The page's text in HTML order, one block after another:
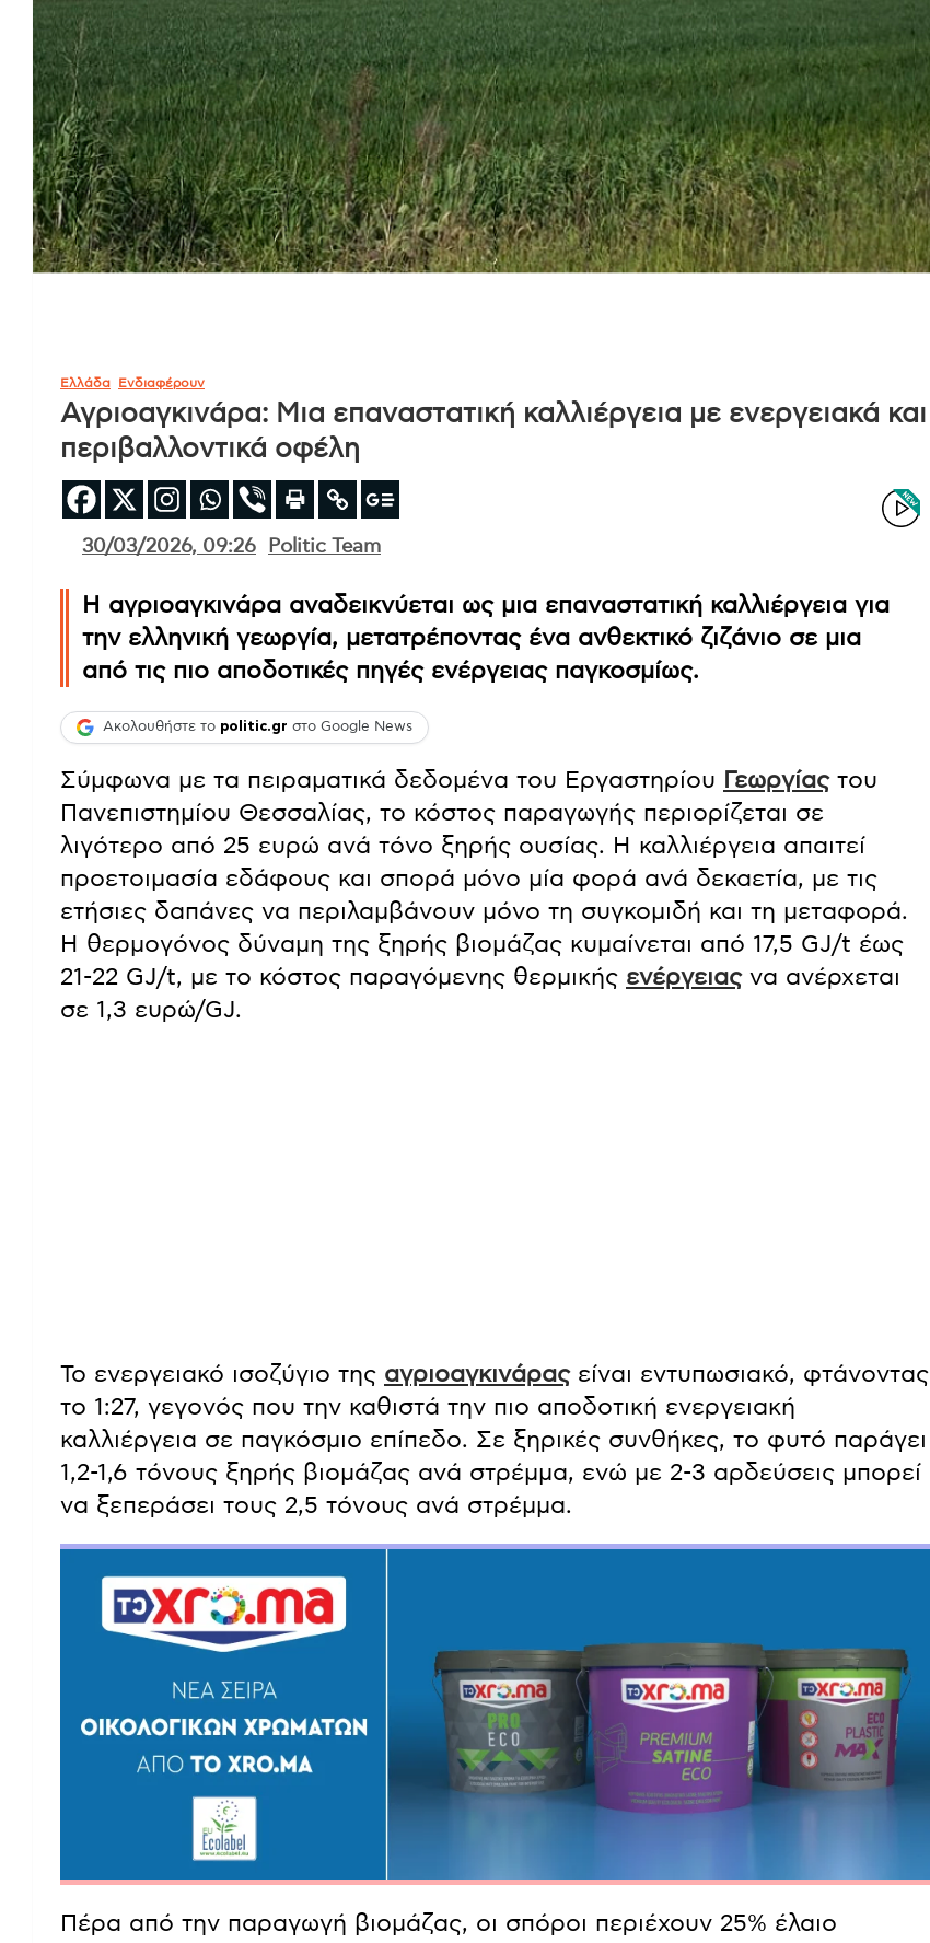
Ελλάδα Ενδιαφέρουν
Αγριοαγκινάρα: Μια επαναστατική καλλιέργεια με ενεργειακά και
περιβαλλοντικά οφέλη
30/03/2026, 09:26 Politic Team
Η αγριοαγκινάρα αναδεικνύεται ως μια επαναστατική καλλιέργεια για
την ελληνική γεωργία, μετατρέποντας ένα ανθεκτικό ζιζάνιο σε μια
από τις πιο αποδοτικές πηγές ενέργειας παγκοσμίως.
Ακολουθήστε το politic.gr στο Google News
Σύμφωνα με τα πειραματικά δεδομένα του Εργαστηρίου Γεωργίαςτου
Πανεπιστημίου Θεσσαλίας, το κόστος παραγωγής περιορίζεται σε
λιγότερο από 25 ευρώ ανά τόνο ξηρής ουσίας. Η καλλιέργεια απαιτεί
προετοιμασία εδάφους και σπορά μόνο μία φορά ανά δεκαετία, με τις
ετήσιες δαπάνες να περιλαμβάνουν μόνο τη συγκομιδή και τη μεταφορά.
Η θερμογόνος δύναμη της ξηρής βιομάζας κυμαίνεται από 17,5 GJ/t έως
21-22 GJ/t, με το κόστος παραγόμενης θερμικής ενέργειαςνα ανέρχεται
σε 1,3 ευρώ/GJ.
Το ενεργειακό ισοζύγιο της αγριοαγκινάραςείναι εντυπωσιακό, φτάνοντας
το 1:27, γεγονός που την καθιστά την πιο αποδοτική ενεργειακή
καλλιέργεια σε παγκόσμιο επίπεδο. Σε ξηρικές συνθήκες, το φυτό παράγει
1,2-1,6 τόνους ξηρής βιομάζας ανά στρέμμα, ενώ με 2-3 αρδεύσεις μπορεί
να ξεπεράσει τους 2,5 τόνους ανά στρέμμα.
Πέρα από την παραγωγή βιομάζας, οι σπόροι περιέχουν 25% έλαιο